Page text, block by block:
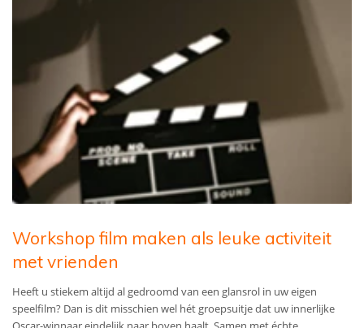
Workshop film maken als leuke activiteit
met vrienden
Heeft u stiekem altijd al gedroomd van een glansrol in uw eigen
speelfilm? Dan is dit misschien wel hét groepsuitje dat uw innerlijke